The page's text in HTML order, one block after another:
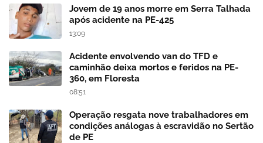
Jovem de 19 anos morre em Serra Talhada
após acidente na PE-425
13:09
Acidente envolvendo van do TFD e
caminhão deixa mortos e feridos na PE-
360, em Floresta
08:51
Operação resgata nove trabalhadores em
condições análogas à escravidão no Sertão
de PE